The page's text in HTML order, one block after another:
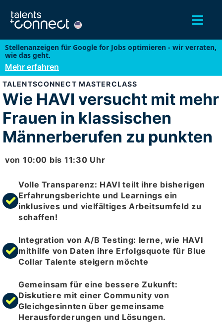
Stellenanzeigen für Google for Jobs optimieren - wir verraten,
wie das geht.
Mehr erfahren
TALENTSCONNECT MASTERCLASS
Wie HAVI versucht mit mehr
Frauen in klassischen
Männerberufen zu punkten
von 10:00 bis 11:30 Uhr
Volle Transparenz: HAVI teilt ihre bisherigen
Erfahrungsberichte und Learnings ein
inklusives und vielfältiges Arbeitsumfeld zu
schaffen!
Integration von A/B Testing: lerne, wie HAVI
mithilfe von Daten ihre Erfolgsquote für Blue
Collar Talente steigern möchte
Gemeinsam für eine bessere Zukunft:
Diskutiere mit einer Community von
Gleichgesinnten über gemeinsame
Herausforderungen und Lösungen.